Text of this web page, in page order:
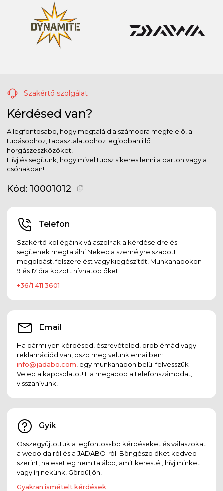
Szakértő szolgálat
Kérdésed van?
A legfontosabb, hogy megtaláld a számodra megfelelő, a
tudásodhoz, tapasztalatodhoz legjobban illő
horgászeszközöket!
Hívj és segítünk, hogy mivel tudsz sikeres lenni a parton vagy a
csónakban!
Kód: 10001012
Telefon
Szakértő kollégáink válaszolnak a kérdéseidre és
segítenek megtalálni Neked a személyre szabott
megoldást, felszerelést vagy kiegészítőt! Munkanapokon
9 és 17 óra között hívhatod őket.
+36/1 411 3601
Email
Ha bármilyen kérdésed, észrevételed, problémád vagy
reklamációd van, oszd meg velünk emailben:
info@jadabo.com , egy munkanapon belül felvesszük
Veled a kapcsolatot! Ha megadod a telefonszámodat,
visszahívunk!
Gyik
Összegyűjtöttük a legfontosabb kérdéseket és válaszokat
a weboldalról és a JADABO-ról. Böngészd őket kedved
szerint, ha esetleg nem találod, amit kerestél, hívj minket
vagy írj nekünk! Görbüljön!
Gyakran ismételt kérdések